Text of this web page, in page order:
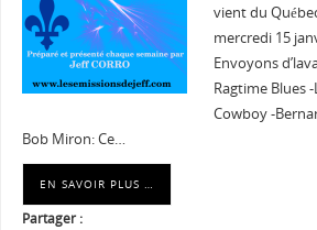
vient du
mercredi 15
Envoyons
Ragtime Blues
Cowboy -
Bob Miron: Ce…
EN SAVOIR PLUS …
Partager :